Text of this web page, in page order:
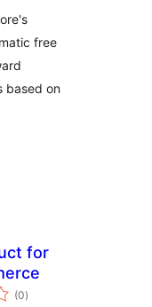
free
based on
for
(0totaal
waarderingen
)